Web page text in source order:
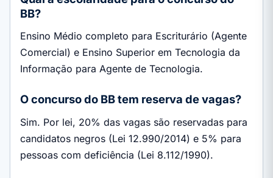
BB?
Ensino Médio completo para Escriturário (Agente
Comercial) e Ensino Superior em Tecnologia da
Informação para Agente de Tecnologia.
O concurso do BB tem reserva de vagas?
Sim. Por lei, 20% das vagas são reservadas para
candidatos negros (Lei 12.990/2014) e 5% para
pessoas com deficiência (Lei 8.112/1990).